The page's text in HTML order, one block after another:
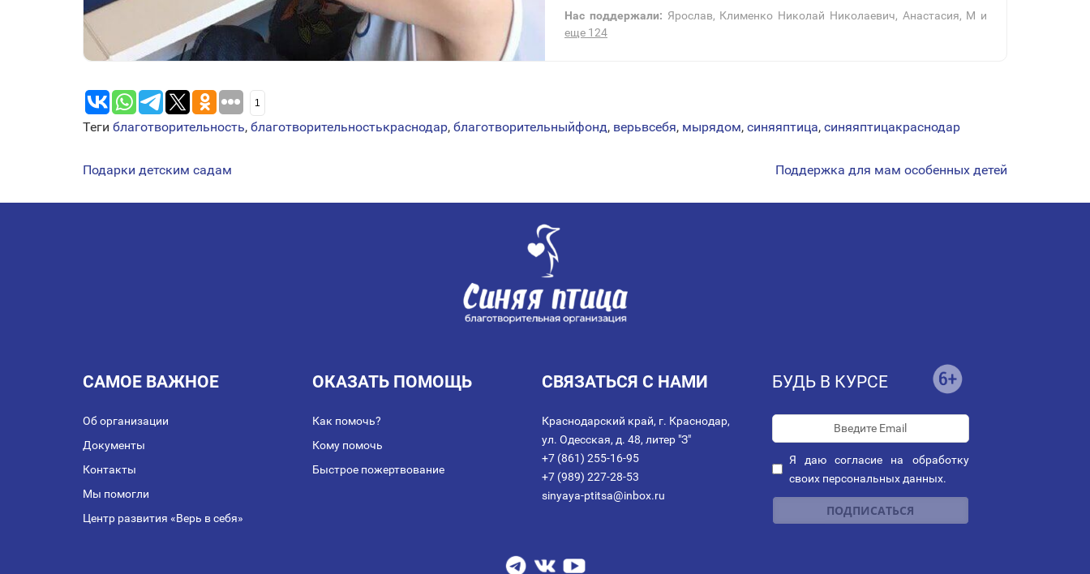
Нас поддержали: Ярослав, Клименко Николай Николаевич, Анастасия, M и
еще 124
1
Теги благотворительность, благотворительностькраснодар, благотворительныйфонд, верьвсебя, мырядом, синяяптица, синяяптицакраснодар
НАВИГАЦИЯ
ПО
Подарки детским садам Поддержка для мам особенных детей
САМОЕ ВАЖНОЕ
Об организации
Документы
Контакты
Мы помогли
Центр развития «Верь в себя»
ОКАЗАТЬ ПОМОЩЬ
Как помочь?
Кому помочь
Быстрое пожертвование
СВЯЗАТЬСЯ С НАМИ
Краснодарский край, г. Краснодар,
ул. Одесская, д. 48, литер "З"
+7 (861) 255-16-95
+7 (989) 227-28-53
sinyaya-ptitsa@inbox.ru
БУДЬ В КУРСЕ
Я даюсогласие на обработку
своих персональных данных.